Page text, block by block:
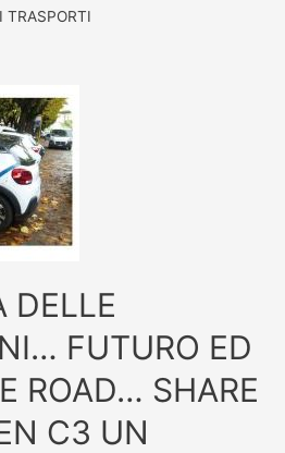
TRASPORTI
DELLE
FUTURO ED
ROAD… SHARE
C3 UN